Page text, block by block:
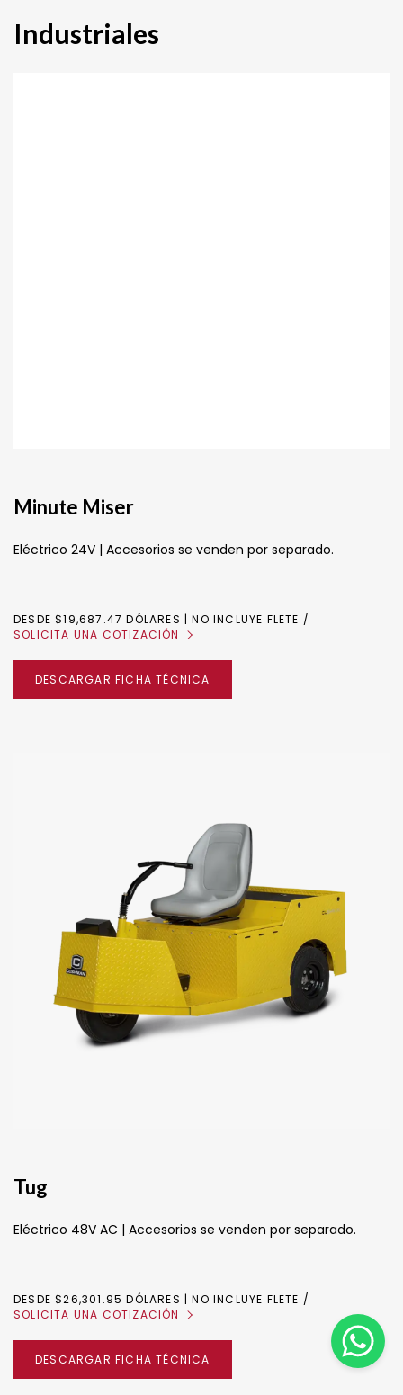
Industriales
Minute Miser
Eléctrico 24V | Accesorios se venden por separado.
DESDE $19,687.47 DÓLARES | NO INCLUYE FLETE
SOLICITA UNA COTIZACIÓN
DESCARGAR FICHA TÉCNICA
Tug
Eléctrico 48V AC | Accesorios se venden por separado.
DESDE $26,301.95 DÓLARES | NO INCLUYE FLETE
SOLICITA UNA COTIZACIÓN
DESCARGAR FICHA TÉCNICA